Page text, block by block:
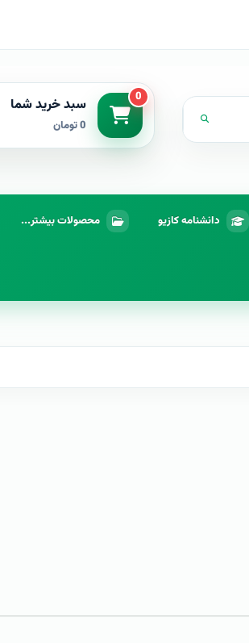
0 سبد خرید شما
0 تومان
دانشنامه کازیو محصولات بیشتر...